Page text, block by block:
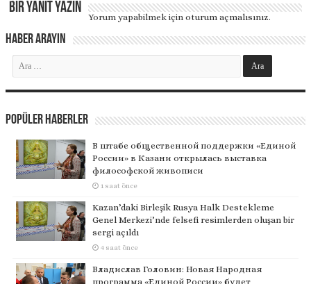
Bir yanıt yazın
Yorum yapabilmek içinoturum açmalısınız.
Haber Arayın
Popüler Haberler
В штабе общественной поддержки «Единой
России» в Казани открылась выставка
философской живописи
1 saat önce
Kazan’daki Birleşik Rusya Halk Destekleme
Genel Merkezi’nde felsefi resimlerden oluşan bir
sergi açıldı
4 saat önce
Владислав Головин: Новая Народная
программа «Единой России» будет